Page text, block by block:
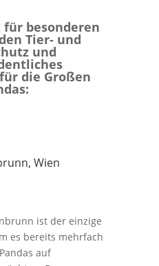
für besonderen
Tier- und
und
die Großen
Wien
ist der einzige
es bereits mehrfach
auf